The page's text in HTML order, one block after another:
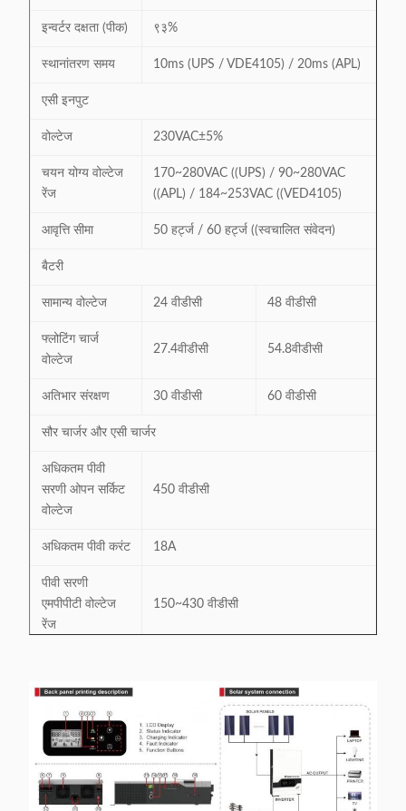
इन्वर्टर दक्षता (पीक) ९३%
स्थानांतरण समय 10ms (UPS / VDE4105) / 20ms (APL)
एसी इनपुट
वोल्टेज 230VAC±5%
चयन योग्य वोल्टेज
रेंज
170~280VAC ((UPS) / 90~280VAC
((APL) / 184~253VAC ((VED4105)
आवृत्ति सीमा 50 हर्ट्ज / 60 हर्ट्ज ((स्वचालित संवेदन)
बैटरी
सामान्य वोल्टेज 24 वीडीसी 48 वीडीसी
फ्लोटिंग चार्ज
वोल्टेज
27.4वीडीसी 54.8वीडीसी
अतिभार संरक्षण 30 वीडीसी 60 वीडीसी
सौर चार्जर और एसी चार्जर
अधिकतम पीवी
सरणी ओपन सर्किट
वोल्टेज
450 वीडीसी
अधिकतम पीवी करंट 18A
पीवी सरणी
एमपीपीटी वोल्टेज
रेंज
150~430 वीडीसी
अधिकतम एसी चार्ज
करंट
60A 60A
अधिकतम चार्ज
करंट
80A 80A